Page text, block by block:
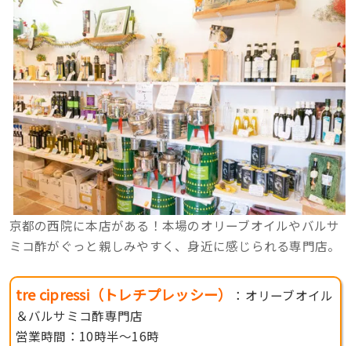
京都の西院に本店がある！本場のオリーブオイルやバルサ
ミコ酢がぐっと親しみやすく、身近に感じられる専門店。
tre cipressi（トレチプレッシー）
：オリーブオイル
＆バルサミコ酢専門店
営業時間：10時半〜16時